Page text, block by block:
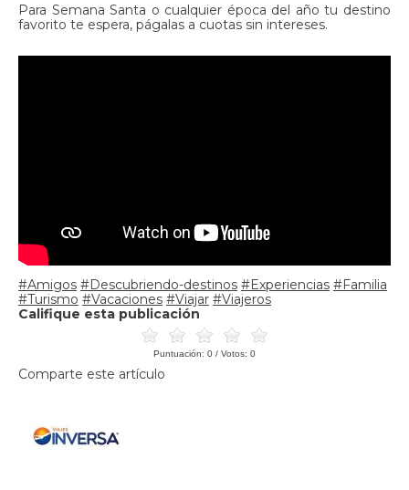
Para Semana Santa o cualquier época del año tu destino
favorito te espera, págalas a cuotas sin intereses.
#Amigos #Descubriendo-destinos #Experiencias #Familia
#Turismo #Vacaciones #Viajar #Viajeros
Califique esta publicación
Puntuación: 0 / Votos: 0
Comparte este artículo